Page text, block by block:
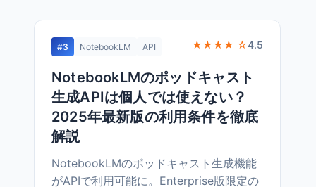
#3 NotebookLM API ★★★★ ☆4.5
NotebookLMのポッドキャスト
生成APIは個人では使えない？
2025年最新版の利用条件を徹底
解説
NotebookLMのポッドキャスト生成機能
がAPIで利用可能に。Enterprise版限定の